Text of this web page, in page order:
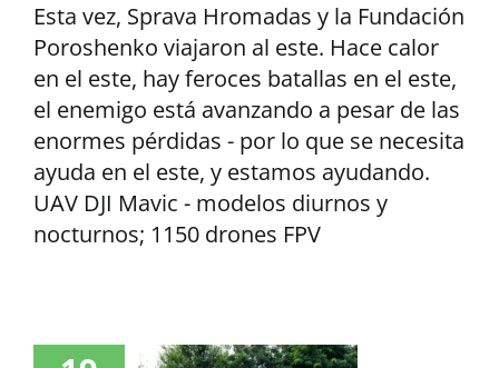
Esta vez, Sprava Hromadas y la Fundación
Poroshenko viajaron al este. Hace calor
en el este, hay feroces batallas en el este,
el enemigo está avanzando a pesar de las
enormes pérdidas - por lo que se necesita
ayuda en el este, y estamos ayudando.
UAV DJI Mavic - modelos diurnos y
nocturnos; 1150 drones FPV